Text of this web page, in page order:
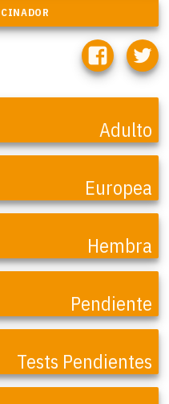
Adulto
Europea
Hembra
Pendiente
Tests Pendientes